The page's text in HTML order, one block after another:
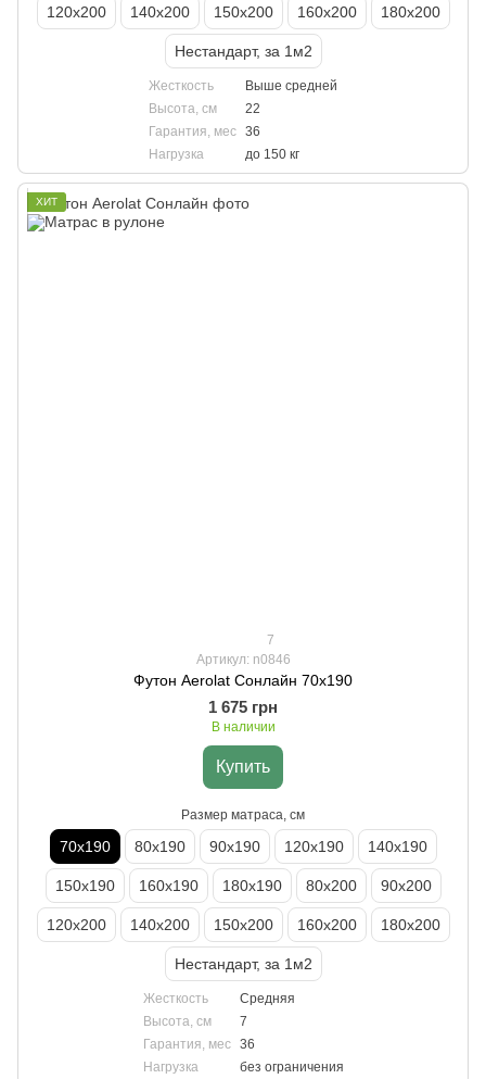
120х200 140х200 150х200 160х200 180х200
Нестандарт, за 1м2
Жесткость
Выше средней
Высота, см
22
Гарантия, мес 36
Нагрузка
до 150 кг
ХИТ
7
Артикул: n0846
Футон Aerolat Сонлайн 70х190
1 675 грн
В наличии
Купить
Размер матраса, см
70х190 80х190 90х190 120х190 140х190
150х190 160х190 180х190 80х200 90х200
120х200 140х200 150х200 160х200 180х200
Нестандарт, за 1м2
Жесткость
Средняя
Высота, см
7
Гарантия, мес
36
Нагрузка
без ограничения